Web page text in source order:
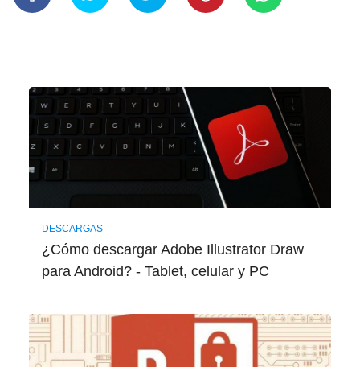
DESCARGAS
¿Cómo descargar Adobe Illustrator Draw
para Android? - Tablet, celular y PC